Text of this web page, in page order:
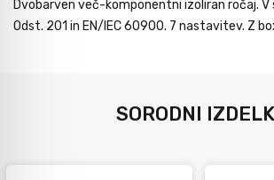
Dvobarven več-komponentni izoliran ročaj. V
Odst. 201 in EN/IEC 60900. 7 nastavitev. Z
SORODNI